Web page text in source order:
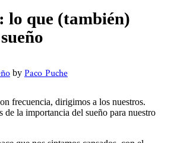
lo que (también)
by Paco Puche
frecuencia, dirigimos a los nuestros.
de la importancia del sueño para nuestro